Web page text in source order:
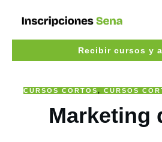
Recibir cursos y
CURSOS CORTOS, CURSOS
Marketing